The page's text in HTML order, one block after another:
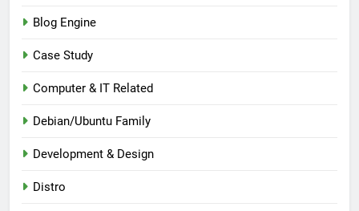
Blog Engine
Case Study
Computer & IT Related
Debian/Ubuntu Family
Development & Design
Distro